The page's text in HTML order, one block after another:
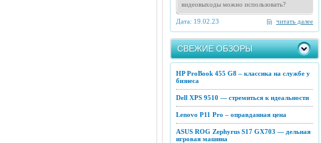
видеовыходы можно использовать?
читать далее
Дата: 19.02.23
СВЕЖИЕ ОБЗОРЫ
HP ProBook 455 G8 – классика на службе у
бизнеса
Dell XPS 9510 — стремиться к идеальности
Lenovo P11 Pro – оправданная цена
ASUS ROG Zephyrus S17 GX703 — дельная
игровая машина